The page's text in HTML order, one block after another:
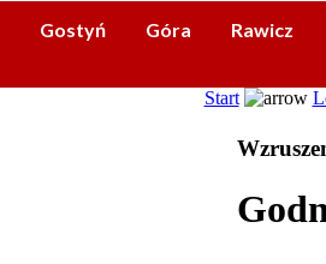
Gostyń Góra Rawicz
Start